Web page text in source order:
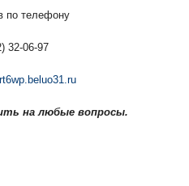
по телефону
32-06-97
на любые вопросы.